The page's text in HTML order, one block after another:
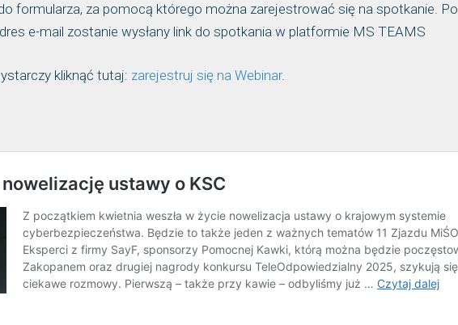
formularza, za pomocą którego można zarejestrować się na spotkanie. Po
e-mail zostanie wysłany link do spotkania w platformie MS TEAMS
kliknąć tutaj: zarejestruj się na Webinar.